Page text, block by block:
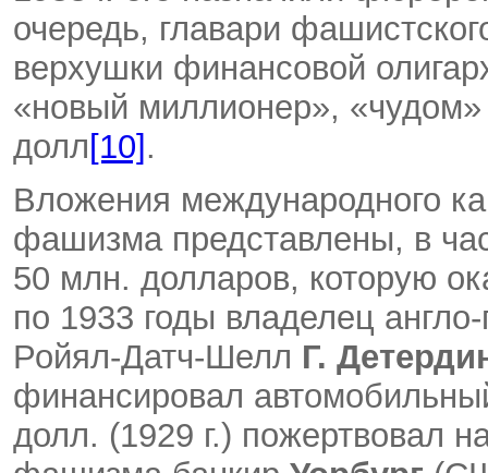
очередь, главари
верхушки финансовой
«новый миллионер»,
долл[10] .
Вложения международного
фашизма представлены, в
50 млн. долларов, которую
по 1933 годы владелец
Ройял-Датч-Шелл Г.
финансировал
долл. (1929 г.) пожертвовал